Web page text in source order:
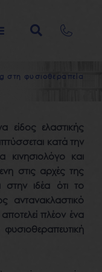
g στη φυ σιοθε ρα πε α
είδος ελαστικής
κατά την
κινησιολόγο και
στις αρχές της
στην ιδέα ότι το
αντανακλαστικό
πλέον ένα